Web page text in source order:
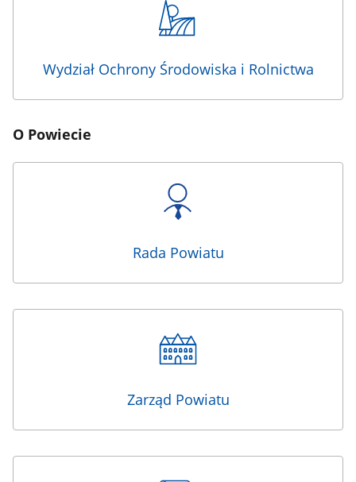
Wydział Ochrony Środowiska i Rolnictwa
O Powiecie
Rada Powiatu
Zarząd Powiatu